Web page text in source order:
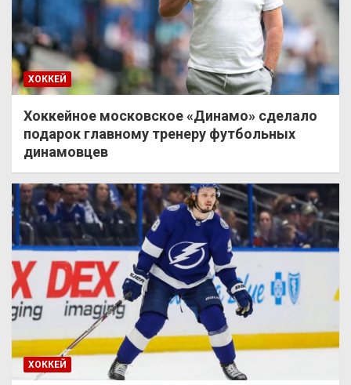
ХОККЕЙ
Хоккейное московское «Динамо» сделало
подарок главному тренеру футбольных
динамовцев
ХОККЕЙ